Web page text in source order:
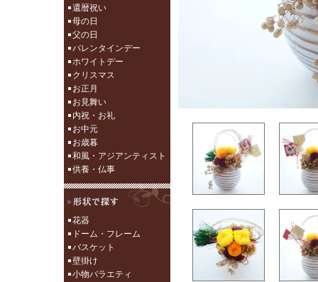
還暦祝い
母の日
父の日
バレンタインデー
ホワイトデー
クリスマス
お正月
お見舞い
内祝・お礼
お中元
お歳暮
和風・アジアンティスト
供養・仏事
花器
ドーム・フレーム
バスケット
壁掛け
小物バラエティ